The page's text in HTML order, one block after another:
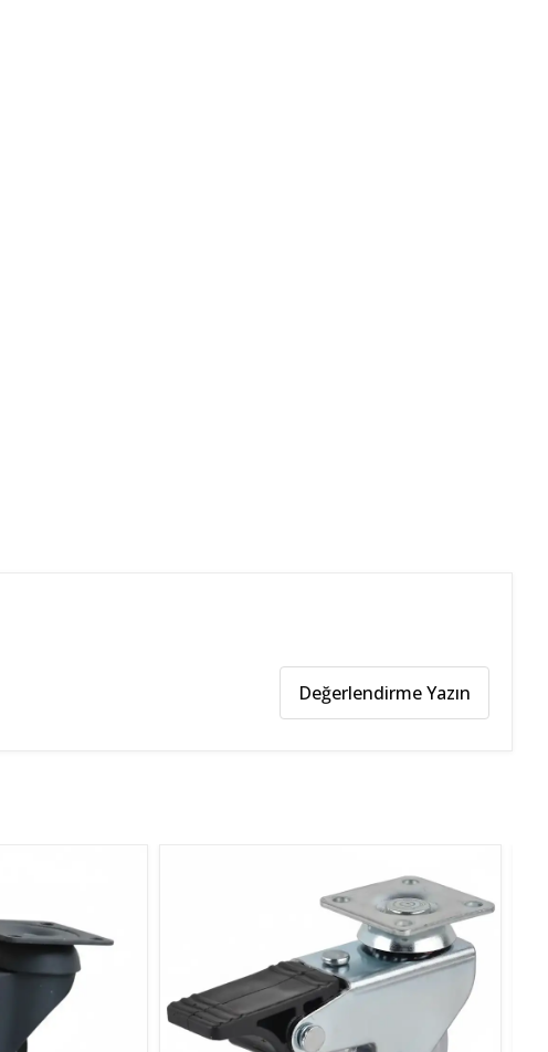
Değerlendirme Yazın